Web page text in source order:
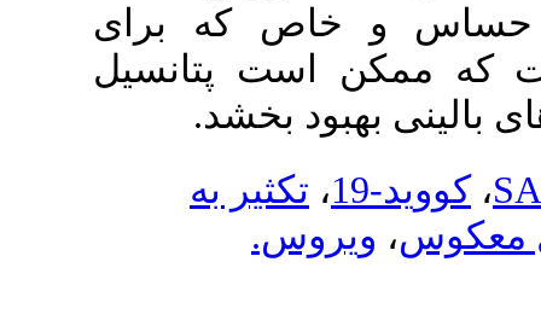
که برای
پتانسیل
بخشد.
،تکثیر به